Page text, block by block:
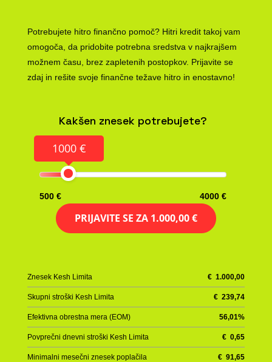
Potrebujete hitro finančno pomoč? Hitri kredit takoj vam
omogoča, da pridobite potrebna sredstva v najkrajšem
možnem času, brez zapletenih postopkov. Prijavite se
zdaj in rešite svoje finančne težave hitro in enostavno!
Kakšen znesek potrebujete?
1000 €
500 € 4000 €
PRIJAVITE SE ZA 1.000,00 €
Znesek Kesh Limita €1.000,00
Skupni stroški Kesh Limita €239,74
Efektivna obrestna mera (EOM) 56,01%
Povprečni dnevni stroški Kesh Limita €0,65
Minimalni mesečni znesek poplačila €91,65